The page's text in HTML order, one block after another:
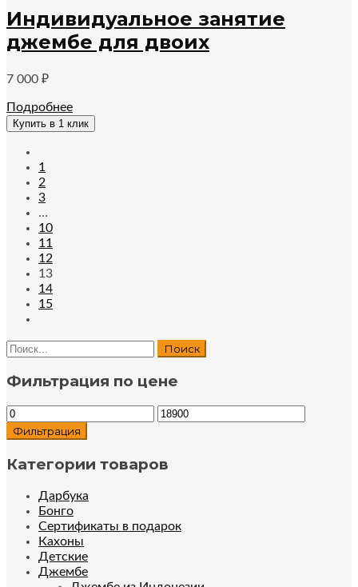
Индивидуальное занятие
джембе для двоих
7 000 ₽
Подробнее
Купить в 1 клик
1
2
3
…
10
11
12
13
14
15
Фильтрация по цене
Минимальная
цена
Максимальная
Фильтрация
Категории товаров
Дарбука
Бонго
Сертификаты в подарок
Кахоны
Детские
Джембе